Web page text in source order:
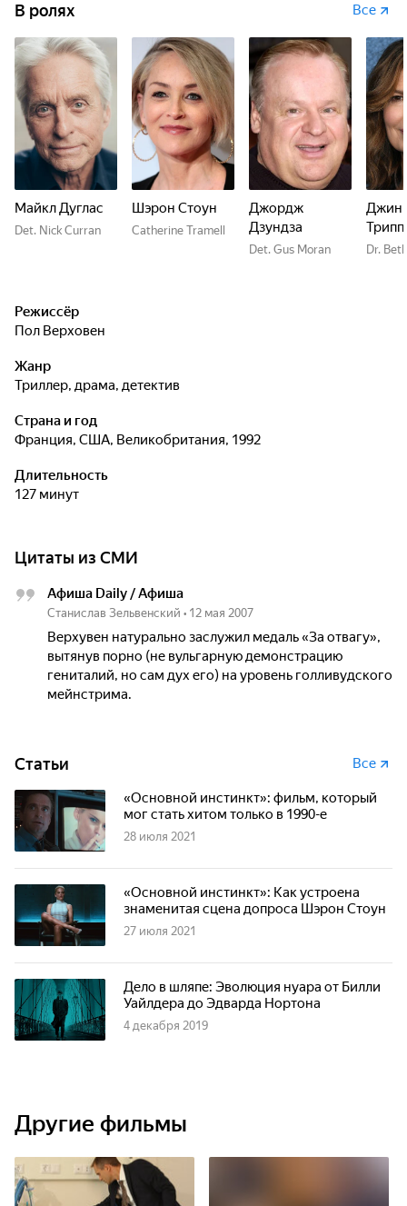
В ролях Все
Майкл Дуглас
Det. Nick Curran
Шэрон Стоун
Catherine Tramell
Джордж
Дзундза
Det. Gus Moran Dr.
Режиссёр
Пол Верховен
Жанр
триллер, драма, детектив
Страна и год
Франция, США, Великобритания, 1992
Длительность
127 минут
Цитаты из СМИ
Афиша Daily / Афиша
Станислав Зельвенский • 12 мая 2007
Верхувен натурально заслужил медаль «За отвагу»,
вытянув порно (не вульгарную демонстрацию
гениталий, но сам дух его) на уровень голливудского
мейнстрима.
Статьи Все
«Основной инстинкт»: фильм, который
мог стать хитом только в 1990-е
28 июля 2021
«Основной инстинкт»: Как устроена
знаменитая сцена допроса Шэрон Стоун
27 июля 2021
Дело в шляпе: Эволюция нуара от Билли
Уайлдера до Эдварда Нортона
4 декабря 2019
Другие фильмы